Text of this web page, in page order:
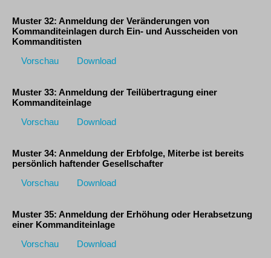
Muster 32: Anmeldung der Veränderungen von
Kommanditeinlagen durch Ein- und Ausscheiden von
Kommanditisten
Vorschau
Download
Muster 33: Anmeldung der Teilübertragung einer
Kommanditeinlage
Vorschau
Download
Muster 34: Anmeldung der Erbfolge, Miterbe ist bereits
persönlich haftender Gesellschafter
Vorschau
Download
Muster 35: Anmeldung der Erhöhung oder Herabsetzung
einer Kommanditeinlage
Vorschau
Download